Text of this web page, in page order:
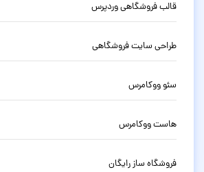
قالب فروشگاهی وردپرس
طراحی سایت فروشگاهی
سئو ووکامرس
هاست ووکامرس
فروشگاه ساز رایگان